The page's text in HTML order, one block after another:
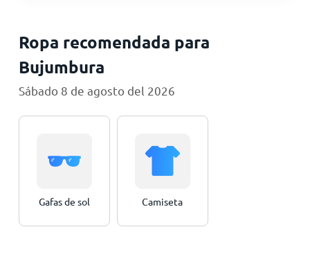
Ropa recomendada para
Bujumbura
Sábado 8 de agosto del 2026
Gafas de sol Camiseta